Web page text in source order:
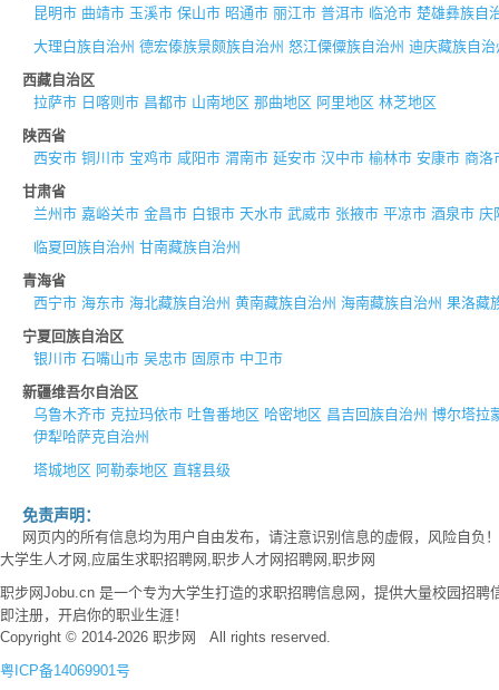
昆明市 曲靖市 玉溪市 保山市 昭通市 丽江市 普洱市 临沧市 楚雄彝族自
大理白族自治州 德宏傣族景颇族自治州 怒江傈僳族自治州 迪庆藏族自治
西藏自治区
拉萨市 日喀则市 昌都市 山南地区 那曲地区 阿里地区 林芝地区
陕西省
西安市 铜川市 宝鸡市 咸阳市 渭南市 延安市 汉中市 榆林市 安康市 商洛
甘肃省
兰州市 嘉峪关市 金昌市 白银市 天水市 武威市 张掖市 平凉市 酒泉市 庆
临夏回族自治州 甘南藏族自治州
青海省
西宁市 海东市 海北藏族自治州 黄南藏族自治州 海南藏族自治州 果洛藏
宁夏回族自治区
银川市 石嘴山市 吴忠市 固原市 中卫市
新疆维吾尔自治区
乌鲁木齐市 克拉玛依市 吐鲁番地区 哈密地区 昌吉回族自治州 博尔塔拉
伊犁哈萨克自治州
塔城地区 阿勒泰地区 直辖县级
免责声明：
网页内的所有信息均为用户自由发布，请注意识别信息的虚假，风险自
大学生人才网,应届生求职招聘网,职步人才网招聘网,职步网
职步网Jobu.cn 是一个专为大学生打造的求职招聘信息网，提供大量校园招
即注册，开启你的职业生涯！
Copyright © 2014-2026 职步网 All rights reserved.
粤ICP备14069901号